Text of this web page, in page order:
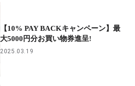
【10% PAY BACKキャンペーン】最
大5000円分お買い物券進呈!
2025.03.19